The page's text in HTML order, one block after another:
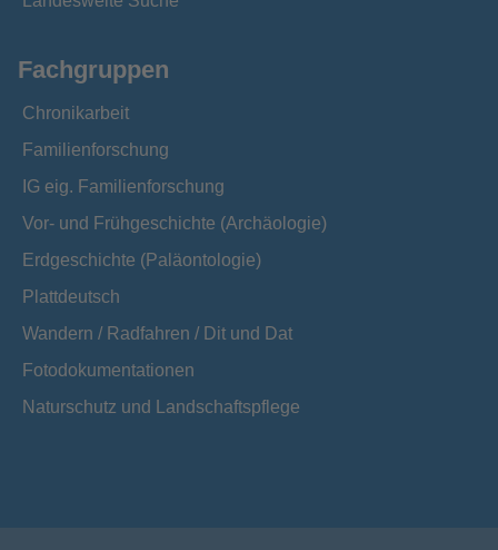
Fachgruppen
Chronikarbeit
Familienforschung
IG eig. Familienforschung
Vor- und Frühgeschichte (Archäologie)
Erdgeschichte (Paläontologie)
Plattdeutsch
Wandern / Radfahren / Dit und Dat
Fotodokumentationen
Naturschutz und Landschaftspflege